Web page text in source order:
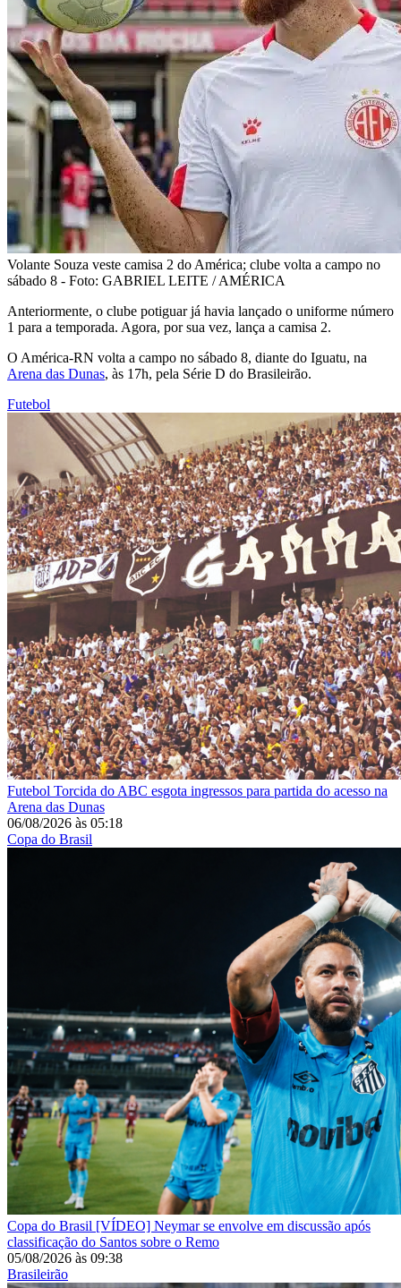
Volante Souza veste camisa 2 do América; clube volta a campo no
sábado 8 - Foto: GABRIEL LEITE / AMÉRICA
Anteriormente, o clube potiguar já havia lançado o uniforme número
1 para a temporada. Agora, por sua vez, lança a camisa 2.
O América-RN volta a campo no sábado 8, diante do Iguatu, na
Arena das Dunas, às 17h, pela Série D do Brasileirão.
Futebol
Futebol Torcida do ABC esgota ingressos para partida do acesso na
Arena das Dunas
06/08/2026 às 05:18
Copa do Brasil
Copa do Brasil [VÍDEO] Neymar se envolve em discussão após
classificação do Santos sobre o Remo
05/08/2026 às 09:38
Brasileirão